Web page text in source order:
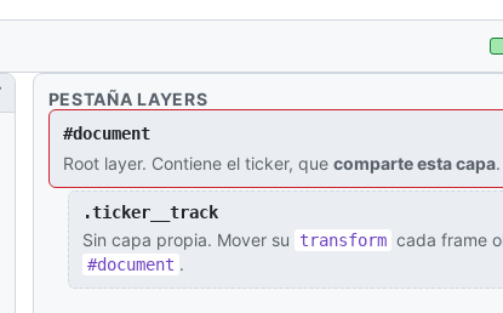
▼ EUR/USD 1.0921 ▲
PESTAÑA LAYERS
#document
Root layer. Contiene el ticker, que comparte esta capa.
.ticker__track
Sin capa propia. Mover su transform cada frame
#document .